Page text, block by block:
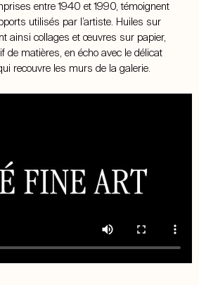
entre 1940 et 1990, témoignent
utilisés par l’artiste. Huiles sur
ainsi collages et œuvres sur papier,
de matières, en écho avec le délicat
recouvre les murs de la galerie.